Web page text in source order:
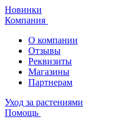
Новинки
Компания
О компании
Отзывы
Реквизиты
Магазины
Партнерам
Уход за растениями
Помощь